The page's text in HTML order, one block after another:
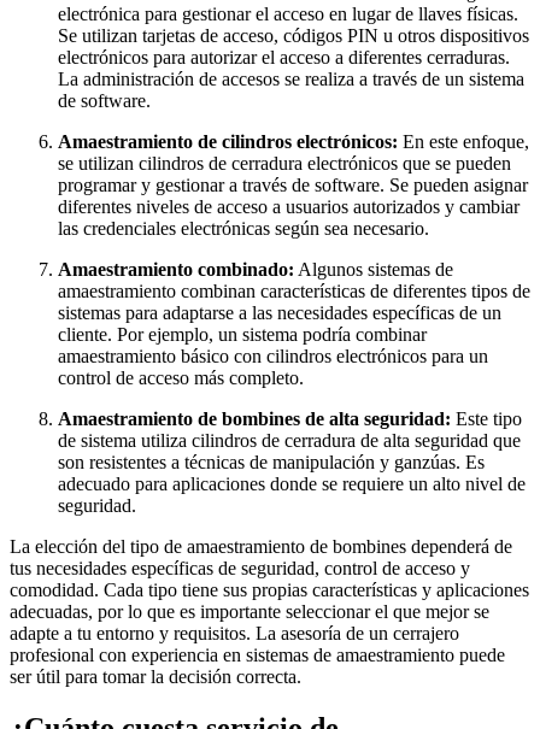
electrónica para gestionar el acceso en lugar de llaves físicas.
Se utilizan tarjetas de acceso, códigos PIN u otros dispositivos
electrónicos para autorizar el acceso a diferentes cerraduras.
La administración de accesos se realiza a través de un sistema
de software.
Amaestramiento de cilindros electrónicos: En este enfoque,
se utilizan cilindros de cerradura electrónicos que se pueden
programar y gestionar a través de software. Se pueden asignar
diferentes niveles de acceso a usuarios autorizados y cambiar
las credenciales electrónicas según sea necesario.
Amaestramiento combinado: Algunos sistemas de
amaestramiento combinan características de diferentes tipos de
sistemas para adaptarse a las necesidades específicas de un
cliente. Por ejemplo, un sistema podría combinar
amaestramiento básico con cilindros electrónicos para un
control de acceso más completo.
Amaestramiento de bombines de alta seguridad: Este tipo
de sistema utiliza cilindros de cerradura de alta seguridad que
son resistentes a técnicas de manipulación y ganzúas. Es
adecuado para aplicaciones donde se requiere un alto nivel de
seguridad.
La elección del tipo de amaestramiento de bombines dependerá de
tus necesidades específicas de seguridad, control de acceso y
comodidad. Cada tipo tiene sus propias características y aplicaciones
adecuadas, por lo que es importante seleccionar el que mejor se
adapte a tu entorno y requisitos. La asesoría de un cerrajero
profesional con experiencia en sistemas de amaestramiento puede
ser útil para tomar la decisión correcta.